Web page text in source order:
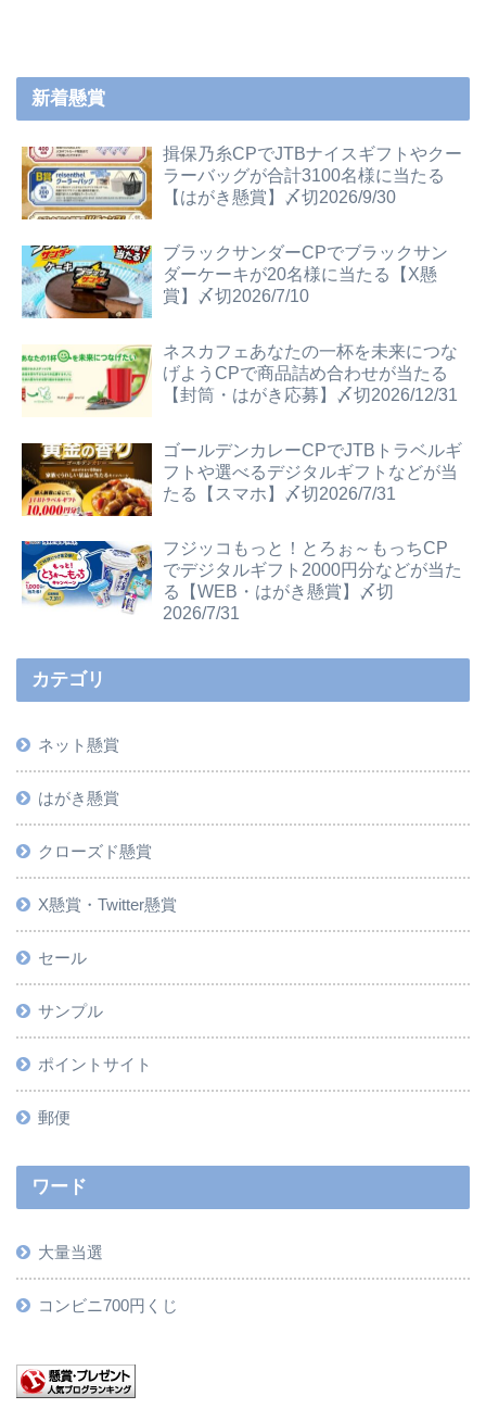
新着懸賞
揖保乃糸CPでJTBナイスギフトやクー
ラーバッグが合計3100名様に当たる
【はがき懸賞】〆切2026/9/30
ブラックサンダーCPでブラックサン
ダーケーキが20名様に当たる【X懸
賞】〆切2026/7/10
ネスカフェあなたの一杯を未来につな
げようCPで商品詰め合わせが当たる
【封筒・はがき応募】〆切2026/12/31
ゴールデンカレーCPでJTBトラベルギ
フトや選べるデジタルギフトなどが当
たる【スマホ】〆切2026/7/31
フジッコもっと！とろぉ～もっちCP
でデジタルギフト2000円分などが当た
る【WEB・はがき懸賞】〆切
2026/7/31
カテゴリ
ネット懸賞
はがき懸賞
クローズド懸賞
X懸賞・Twitter懸賞
セール
サンプル
ポイントサイト
郵便
ワード
大量当選
コンビニ700円くじ